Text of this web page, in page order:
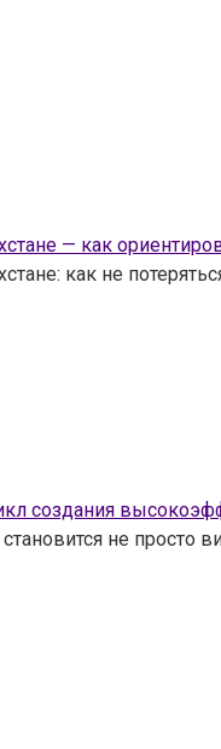
— как
как не
создания
не просто